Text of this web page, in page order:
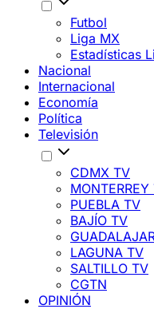
Futbol
Liga MX
Estadísticas
Nacional
Internacional
Economía
Política
Televisión
CDMX TV
MONTERREY
PUEBLA TV
BAJÍO TV
LAGUNA TV
SALTILLO TV
CGTN
OPINIÓN